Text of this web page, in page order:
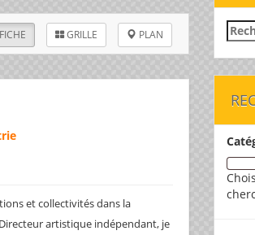
FICHE GRILLE PLAN
et collectivités dans la
artistique indépendant, je